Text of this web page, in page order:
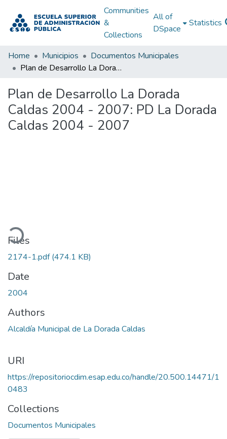
Communities
&
Collections
All of
DSpace
Statistics
Home Municipios
Documentos Municipales
Plan de Desarrollo La Dorada Caldas 2004 - 2007: PD La Dorada Caldas 2004 - 2007
Plan de Desarrollo La Dorada
Caldas 2004 - 2007: PD La Dorada
Caldas 2004 - 2007
Files
2174-1.pdf(474.1 KB)
Date
2004
Authors
Alcaldía Municipal de La Dorada Caldas
URI
https://repositoriocdim.esap.edu.co/handle/20.500.14471/1
0483
Collections
Documentos Municipales